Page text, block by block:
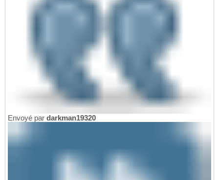
Envoyé par darkman19320